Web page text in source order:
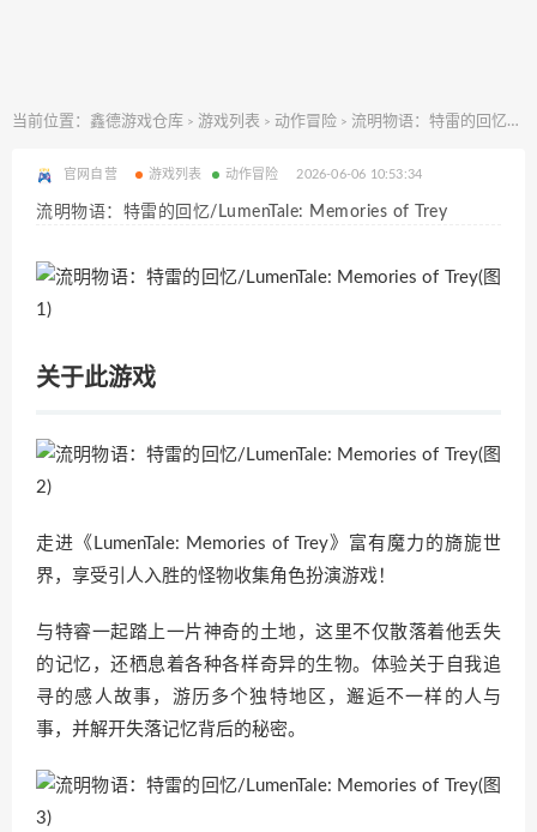
当前位置： 鑫德游戏仓库 > 游戏列表 > 动作冒险 > 流明物语：特雷的回忆/LumenTale: Memories of Trey
官网自营 游戏列表 动作冒险 2026-06-06 10:53:34
流明物语：特雷的回忆/LumenTale: Memories of Trey
关于此游戏
走进《LumenTale: Memories of Trey》富有魔力的旖旎世
界，享受引人入胜的怪物收集角色扮演游戏！
与特睿一起踏上一片神奇的土地，这里不仅散落着他丢失
的记忆，还栖息着各种各样奇异的生物。体验关于自我追
寻的感人故事，游历多个独特地区，邂逅不一样的人与
事，并解开失落记忆背后的秘密。